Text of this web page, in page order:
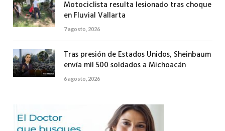
Motociclista resulta lesionado tras choque
en Fluvial Vallarta
7 agosto, 2026
Tras presión de Estados Unidos, Sheinbaum
envía mil 500 soldados a Michoacán
6 agosto, 2026